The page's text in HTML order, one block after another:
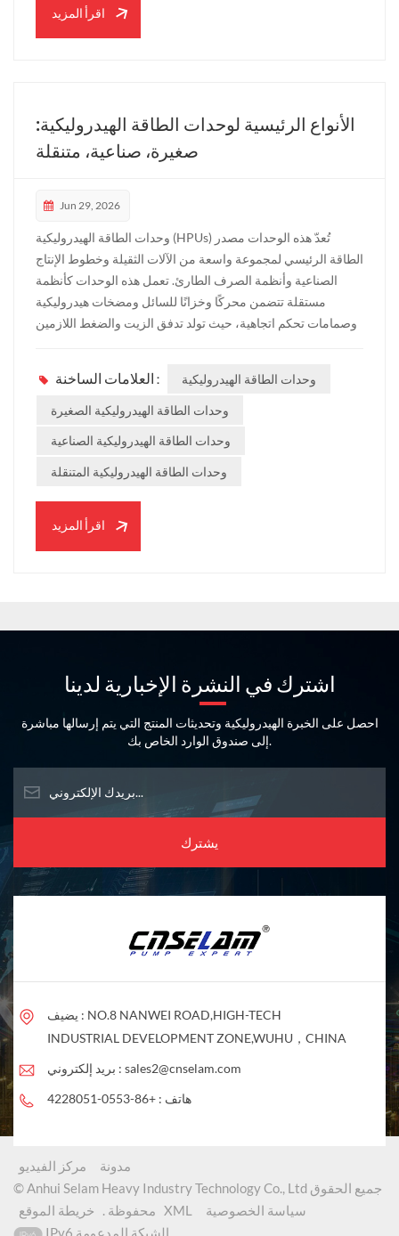
النشر والتشغيل والسلامة. 1. الوصول الدقيق: القضاء على
اقرأ المزيد
الأنواع الرئيسية لوحدات الطاقة الهيدروليكية:
صغيرة، صناعية، متنقلة
Jun 29, 2026
وحدات الطاقة الهيدروليكية (HPUs) تُعدّ هذه الوحدات مصدر
الطاقة الرئيسي لمجموعة واسعة من الآلات الثقيلة وخطوط الإنتاج
الصناعية وأنظمة الصرف الطارئ. تعمل هذه الوحدات كأنظمة
مستقلة تتضمن محركًا وخزانًا للسائل ومضخات هيدروليكية
وصمامات تحكم اتجاهية، حيث تولد تدفق الزيت والضغط اللازمين
المحددة.بالنسبة لمديري مشتريات الهندسة والمشترين الصناعيين
في قطاع الأعمال، يُعدّ فهم الاختلافات الهيكلية ومعايير الأداء لكل
النظرة العامة الفنية الفئات الرئيسية الثلاث لوحدات الطاقة
الهيدروليكية - التكوينات الصغيرة والصناعية والمتنقلة - مع التركيز
العلامات الساخنة : وحدات الطاقة الهيدروليكية
وحدات الطاقة الهيدروليكية الصغيرة
وحدات الطاقة الهيدروليكية الصناعية
وحدات الطاقة الهيدروليكية المتنقلة
اقرأ المزيد
اشترك في النشرة الإخبارية لدينا
احصل على الخبرة الهيدروليكية وتحديثات المنتج التي يتم إرسالها مباشرة
إلى صندوق الوارد الخاص بك.
يضيف : NO.8 NANWEI ROAD,HIGH-TECH
INDUSTRIAL DEVELOPMENT ZONE,WUHU，CHINA
بريد إلكتروني : sales2@cnselam.com
هاتف : +86-0553-4228051
مدونة
مركز الفيديو
© Anhui Selam Heavy Industry Technology Co., Ltd جميع الحقوق
محفوظة .
خريطة الموقع XML
سياسة الخصوصية
IPv6 الشبكة المدعومة